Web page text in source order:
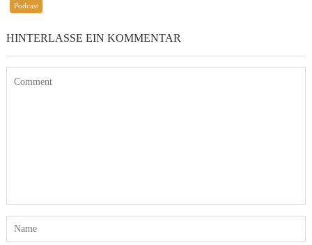
Podcast
HINTERLASSE EIN KOMMENTAR